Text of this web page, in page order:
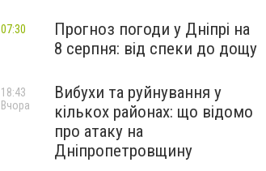
Прогноз погоди у Дніпрі на
8 серпня: від спеки до дощу
07:30
Вибухи та руйнування у
кількох районах: що відомо
про атаку на
Дніпропетровщину
18:43
Вчора